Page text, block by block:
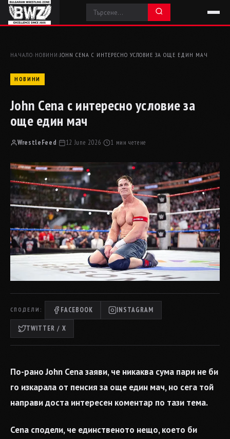
НАЧАЛО› НОВИНИ ›JOHN CENA С ИНТЕРЕСНО УСЛОВИЕ ЗА ОЩЕ ЕДИН МАЧ
НОВИНИ
John Cena с интересно условие за
още един мач
WrestleFeed· 12 June 2026· 1 мин четене
СПОДЕЛИ: FACEBOOK INSTAGRAM
TWITTER / X
По-рано John Cena заяви, че никаква сума пари не би
го изкарала от пенсия за още един мач, но сега той
направи доста интересен коментар по тази тема.
Cena сподели, че единственото нещо, което би